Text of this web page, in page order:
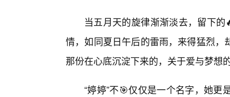
当五月天的旋律渐渐淡去，留下
情，如同夏日午后的雷雨，来得猛烈
那份在心底沉淀下来的，关于爱与梦想
“婷婷”不🎯仅仅是一个名字，她